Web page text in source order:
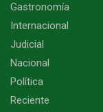
Gastronomía
Internacional
Judicial
Nacional
Política
Reciente